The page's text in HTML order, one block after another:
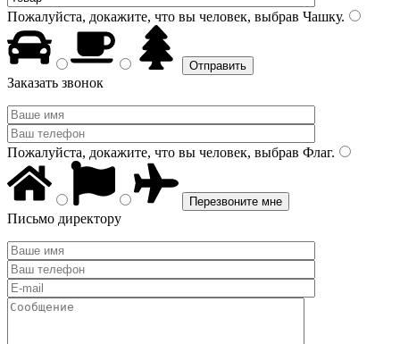
Пожалуйста, докажите, что вы человек, выбрав Чашку.
Заказать звонок
Пожалуйста, докажите, что вы человек, выбрав Флаг.
Письмо директору